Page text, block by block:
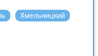
становила 73 мкг/г,
концентрація
дози 150 мг
на 7-й день
Хмельницкий